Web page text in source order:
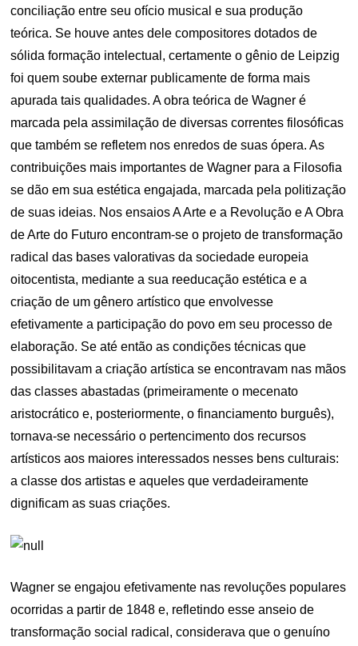
conciliação entre seu ofício musical e sua produção
teórica. Se houve antes dele compositores dotados de
sólida formação intelectual, certamente o gênio de Leipzig
foi quem soube externar publicamente de forma mais
apurada tais qualidades. A obra teórica de Wagner é
marcada pela assimilação de diversas correntes filosóficas
que também se refletem nos enredos de suas ópera. As
contribuições mais importantes de Wagner para a Filosofia
se dão em sua estética engajada, marcada pela politização
de suas ideias. Nos ensaios A Arte e a Revolução e A Obra
de Arte do Futuro encontram-se o projeto de transformação
radical das bases valorativas da sociedade europeia
oitocentista, mediante a sua reeducação estética e a
criação de um gênero artístico que envolvesse
efetivamente a participação do povo em seu processo de
elaboração. Se até então as condições técnicas que
possibilitavam a criação artística se encontravam nas mãos
das classes abastadas (primeiramente o mecenato
aristocrático e, posteriormente, o financiamento burguês),
tornava-se necessário o pertencimento dos recursos
artísticos aos maiores interessados nesses bens culturais:
a classe dos artistas e aqueles que verdadeiramente
dignificam as suas criações.
Wagner se engajou efetivamente nas revoluções populares
ocorridas a partir de 1848 e, refletindo esse anseio de
transformação social radical, considerava que o genuíno